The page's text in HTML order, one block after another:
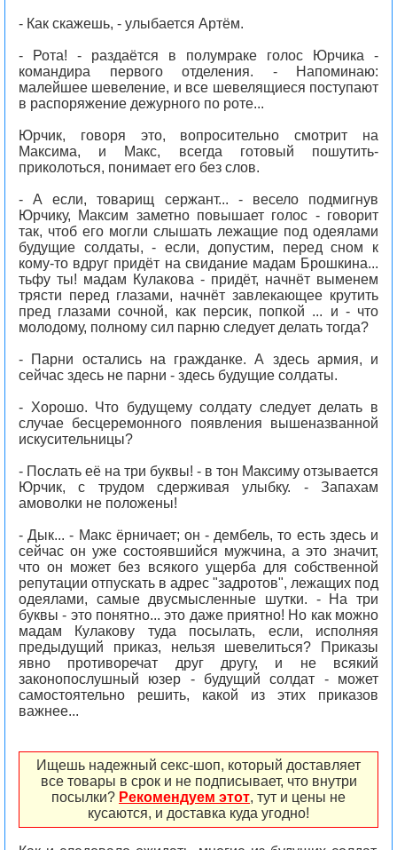
- Как скажешь, - улыбается Артём.
- Рота! - раздаётся в полумраке голос Юрчика -
командира первого отделения. - Напоминаю:
малейшее шевеление, и все шевелящиеся поступают
в распоряжение дежурного по роте...
Юрчик, говоря это, вопросительно смотрит на
Максима, и Макс, всегда готовый пошутить-
приколоться, понимает его без слов.
- А если, товарищ сержант... - весело подмигнув
Юрчику, Максим заметно повышает голос - говорит
так, чтоб его могли слышать лежащие под одеялами
будущие солдаты, - если, допустим, перед сном к
кому-то вдруг придёт на свидание мадам Брошкина...
тьфу ты! мадам Кулакова - придёт, начнёт выменем
трясти перед глазами, начнёт завлекающее крутить
пред глазами сочной, как персик, попкой ... и - что
молодому, полному сил парню следует делать тогда?
- Парни остались на гражданке. А здесь армия, и
сейчас здесь не парни - здесь будущие солдаты.
- Хорошо. Что будущему солдату следует делать в
случае бесцеремонного появления вышеназванной
искусительницы?
- Послать её на три буквы! - в тон Максиму отзывается
Юрчик, с трудом сдерживая улыбку. - Запахам
амоволки не положены!
- Дык... - Макс ёрничает; он - дембель, то есть здесь и
сейчас он уже состоявшийся мужчина, а это значит,
что он может без всякого ущерба для собственной
репутации отпускать в адрес "задротов", лежащих под
одеялами, самые двусмысленные шутки. - На три
буквы - это понятно... это даже приятно! Но как можно
мадам Кулакову туда посылать, если, исполняя
предыдущий приказ, нельзя шевелиться? Приказы
явно противоречат друг другу, и не всякий
законопослушный юзер - будущий солдат - может
самостоятельно решить, какой из этих приказов
важнее...
Ищешь надежный секс-шоп, который доставляет
все товары в срок и не подписывает, что внутри
посылки? Рекомендуем этот, тут и цены не
кусаются, и доставка куда угодно!